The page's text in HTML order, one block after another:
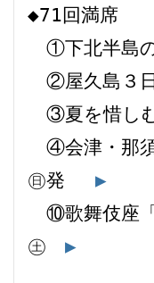
◆71回満席
①下北半島
②屋久島３
③夏を惜し
④会津・那
㊐発 ▶
⑩歌舞伎座
㊏ ▶